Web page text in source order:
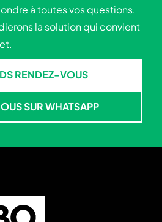
à toutes vos questions.
la solution qui convient
JE PRENDS RENDEZ-VOUS
RENDEZ-VOUS
PARLEZ-NOUS SUR
SUR WHATSAPP